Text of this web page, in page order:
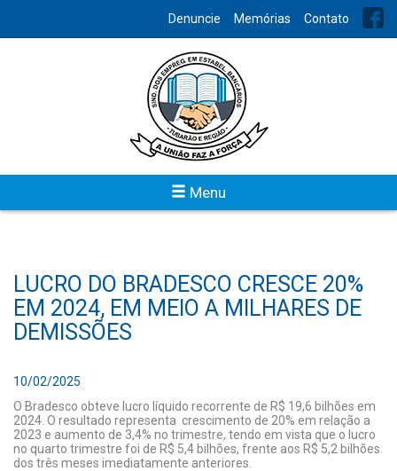
Denuncie Memórias Contato
Menu
LUCRO DO BRADESCO CRESCE 20%
EM 2024, EM MEIO A MILHARES DE
DEMISSÕES
10/02/2025
O Bradesco obteve lucro líquido recorrente de R$ 19,6 bilhões em
2024. O resultado representa crescimento de 20% em relação a
2023 e aumento de 3,4% no trimestre, tendo em vista que o lucro
no quarto trimestre foi de R$ 5,4 bilhões, frente aos R$ 5,2 bilhões
dos três meses imediatamente anteriores.